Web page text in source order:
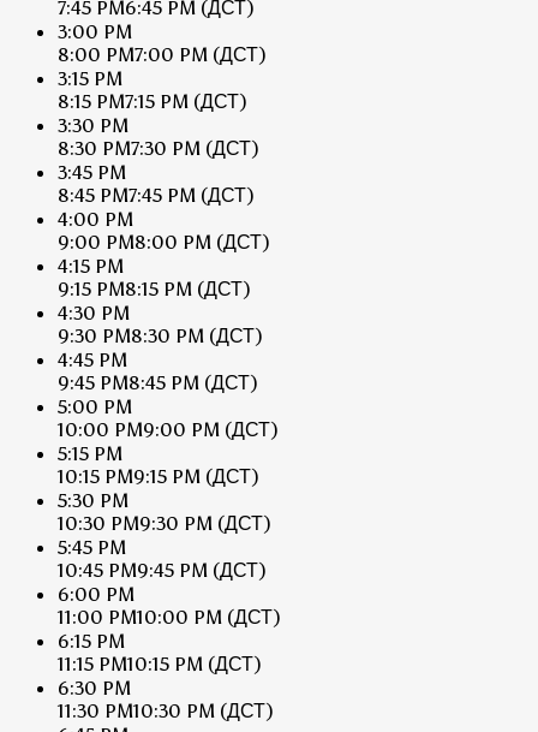
7:45 PM6:45 PM (ДСТ)
3:00 PM
8:00 PM7:00 PM (ДСТ)
3:15 PM
8:15 PM7:15 PM (ДСТ)
3:30 PM
8:30 PM7:30 PM (ДСТ)
3:45 PM
8:45 PM7:45 PM (ДСТ)
4:00 PM
9:00 PM8:00 PM (ДСТ)
4:15 PM
9:15 PM8:15 PM (ДСТ)
4:30 PM
9:30 PM8:30 PM (ДСТ)
4:45 PM
9:45 PM8:45 PM (ДСТ)
5:00 PM
10:00 PM9:00 PM (ДСТ)
5:15 PM
10:15 PM9:15 PM (ДСТ)
5:30 PM
10:30 PM9:30 PM (ДСТ)
5:45 PM
10:45 PM9:45 PM (ДСТ)
6:00 PM
11:00 PM10:00 PM (ДСТ)
6:15 PM
11:15 PM10:15 PM (ДСТ)
6:30 PM
11:30 PM10:30 PM (ДСТ)